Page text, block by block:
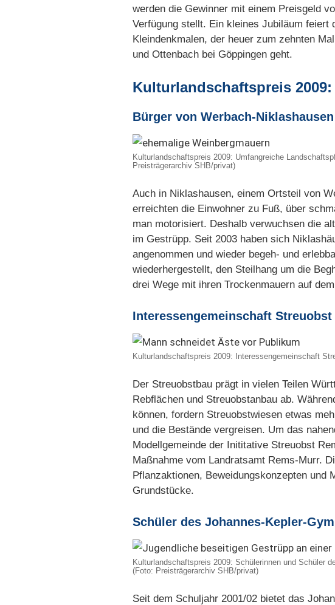
werden die Gewinner mit einem Preisgeld
Verfügung stellt. Ein kleines Jubiläum feiert
Kleindenkmalen, der heuer zum zehnten
und Ottenbach bei Göppingen geht.
Kulturlandschaftspreis
Bürger von Werbach-
Kulturlandschaftspreis 2009: Umfangreiche
Preisträgerarchiv SHB/privat)
Auch in Niklashausen, einem Ortsteil von
erreichten die Einwohner zu Fuß, über
man motorisiert. Deshalb verwuchsen die
im Gestrüpp. Seit 2003 haben sich
angenommen und wieder begeh- und
wiederhergestellt, den Steilhang um die
drei Wege mit ihren Trockenmauern auf
Interessengemeinschaft
Kulturlandschaftspreis 2009: Interessengemeinschaft
Der Streuobstbau prägt in vielen Teilen
Rebflächen und Streuobstanbau ab.
können, fordern Streuobstwiesen etwas
und die Bestände vergreisen. Um das
Modellgemeinde der Inititative Streuobst
Maßnahme vom Landratsamt Rems-Murr.
Pflanzaktionen, Beweidungskonzepten und
Grundstücke.
Schüler des Johannes-Kepler-
Kulturlandschaftspreis 2009: Schülerinnen und Schüler
(Foto: Preisträgerarchiv SHB/privat)
Seit dem Schuljahr 2001/02 bietet das